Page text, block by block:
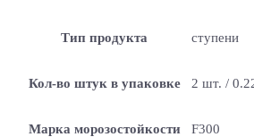
Тип продукта ступени
Кол-во штук в упаковке 2 шт. /
Марка морозостойкости F300